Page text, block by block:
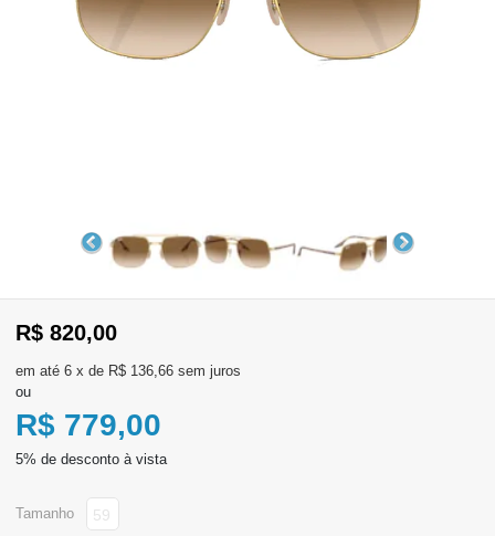
Recompra
aqui
Registre-
se
R$ 820,00
6 x de R$ 136,66 sem juros
ou
R$ 779,00
tamanho 59